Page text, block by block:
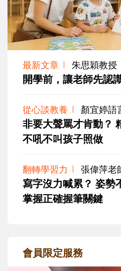
最新文章 朱思穎教授
開學前，讓老師先認
從心談教養 顏宜婷語
非要大聲罵才肯動？
不吼不叫孩子照做
翻轉學習力 張偉萍老
寫字沒力喊累？ 姿勢
掌握正確握筆關鍵
會員限定服務